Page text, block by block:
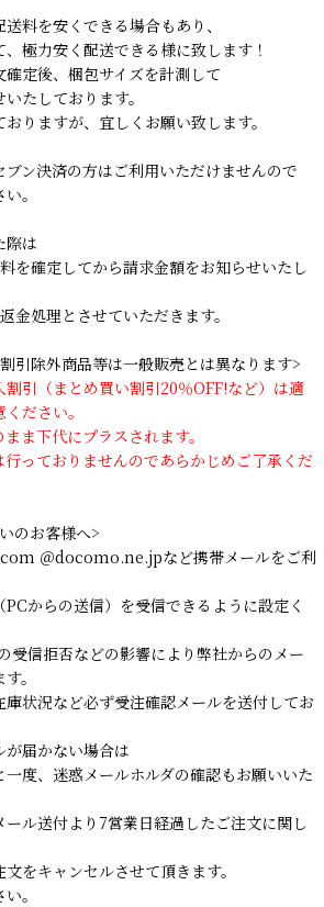
料を安くできる場合もあり、
極力安く配送できる様に致します！
定後、梱包サイズを計測して
たしております。
りますが、宜しくお願い致します。
ン決済の方はご利用いただけませんので
。
際は
を確定してから請求金額をお知らせいたし
処理とさせていただきます。
引除外商品等は一般販売とは異なります>
引（まとめ買い割引20％OFF!など）は適
ださい。
ま下代にプラスされます。
っておりませんのであらかじめご了承くだ
のお客様へ>
＠docomo.ne.jpなど携帯メールをご利
からの送信）を受信できるように設定く
受信拒否などの影響により弊社からのメー
。
状況など必ず受注確認メールを送付してお
が届かない場合は
度、迷惑メールホルダの確認もお願いいた
ール送付より7営業日経過したご注文に関し
をキャンセルさせて頂きます。
。